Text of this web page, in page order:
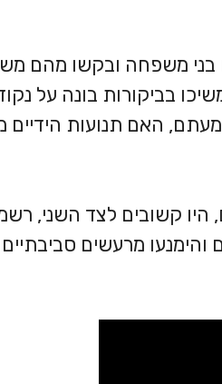
בני משפחה ובקשו מהם
בביקורות בונה על
האם תנועות הידיים
היו קשובים לצד השני,
מרעשים